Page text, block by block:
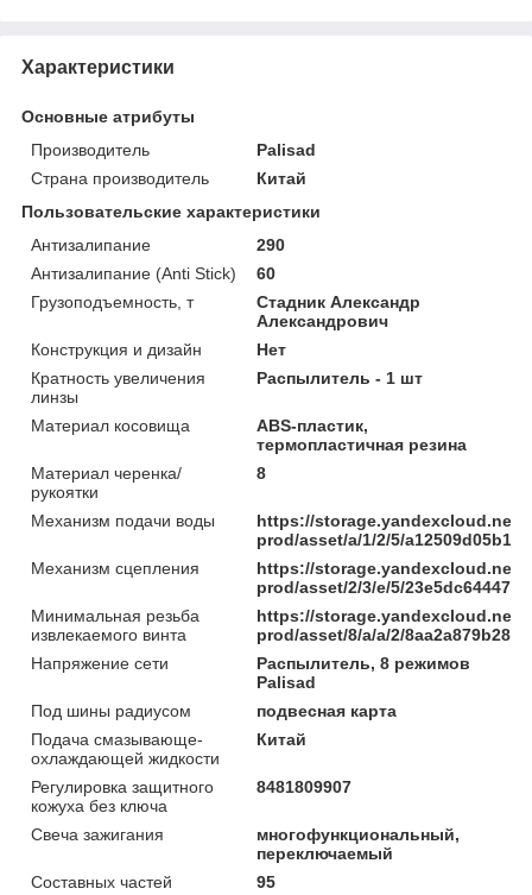
Характеристики
Основные атрибуты
Производитель
Palisad
Страна производитель
Китай
Пользовательские характеристики
Антизалипание
290
Антизалипание (Anti Stick)
60
Грузоподъемность, т
Стадник Александр
Александрович
Конструкция и дизайн
Нет
Кратность увеличения
линзы
Распылитель - 1 шт
Материал косовища
ABS-пластик,
термопластичная резина
Материал черенка/
рукоятки
8
Механизм подачи воды
https://storage.yandexcloud.net/
prod/asset/a/1/2/5/
Механизм сцепления
https://storage.yandexcloud.net/
prod/asset/2/3/e/5/
Минимальная резьба
извлекаемого винта
https://storage.yandexcloud.net/
prod/asset/8/a/a/2/
Напряжение сети
Распылитель, 8 режимов
Palisad
Под шины радиусом
подвесная карта
Подача смазывающе-
охлаждающей жидкости
Китай
Регулировка защитного
кожуха без ключа
8481809907
Свеча зажигания
многофункциональный,
переключаемый
Составных частей
95